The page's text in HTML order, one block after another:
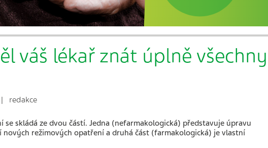
váš lékař znát úplně všechny
redakce
se skládá ze dvou částí. Jedna (nefarmakologická) představuje úpravu
režimových opatření a druhá část (farmakologická) je vlastní